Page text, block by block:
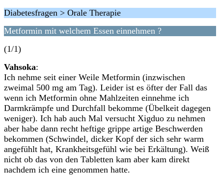
Diabetesfragen > Orale Therapie
Metformin mit welchem Essen einnehmen ?
(1/1)
Vahsoka:
Ich nehme seit einer Weile Metformin (inzwischen
zweimal 500 mg am Tag). Leider ist es öfter der Fall das
wenn ich Metformin ohne Mahlzeiten einnehme ich
Darmkrämpfe und Durchfall bekomme (Übelkeit dagegen
weniger). Ich hab auch Mal versucht Xigduo zu nehmen
aber habe dann recht heftige grippe artige Beschwerden
bekommen (Schwindel, dicker Kopf der sich sehr warm
angefühlt hat, Krankheitsgefühl wie bei Erkältung). Weiß
nicht ob das von den Tabletten kam aber kam direkt
nachdem ich eine genommen hatte.